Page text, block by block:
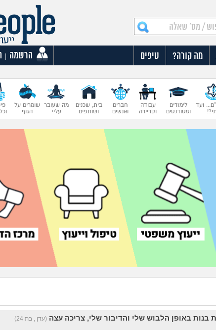
מה קורה? טיפים הרשמה
ועד
לימודים
וסטודנטים
עבודה
וקריירה
חברים
ואנשים
בית, שכנים
ושותפים
מה שעובר
עליי
שומרים על
הגוף
בנות באופן הלבוש שלי והדיבור שלי, צריכה עצה (עדן , בת 24)